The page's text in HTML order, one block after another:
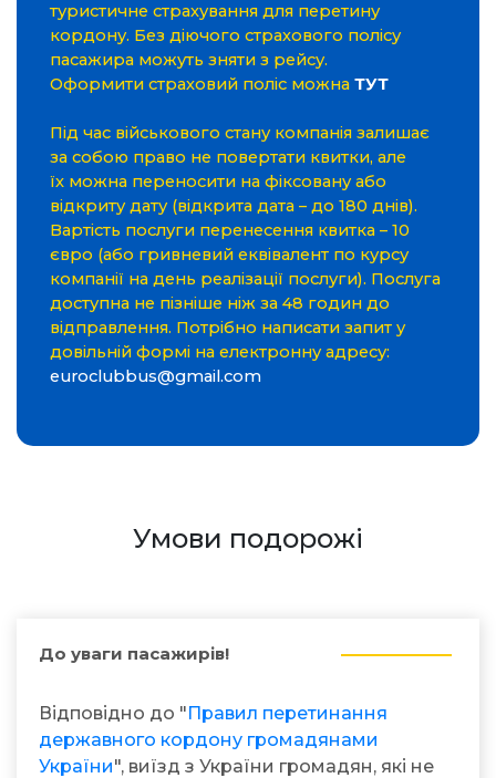
туристичне страхування для перетину
кордону. Без діючого страхового полісу
пасажира можуть зняти з рейсу.
Оформити страховий поліс можна ТУТ
Під час військового стану компанія залишає
за собою право не повертати квитки, але
їх можна переносити на фіксовану або
відкриту дату (відкрита дата – до 180 днів).
Вартість послуги перенесення квитка – 10
євро (або гривневий еквівалент по курсу
компанії на день реалізації послуги). Послуга
доступна не пізніше ніж за 48 годин до
відправлення. Потрібно написати запит у
довільній формі на електронну адресу:
euroclubbus@gmail.com
Умови подорожі
До уваги пасажирів!
Відповідно до "Правил перетинання
державного кордону громадянами
України", виїзд з України громадян, які не